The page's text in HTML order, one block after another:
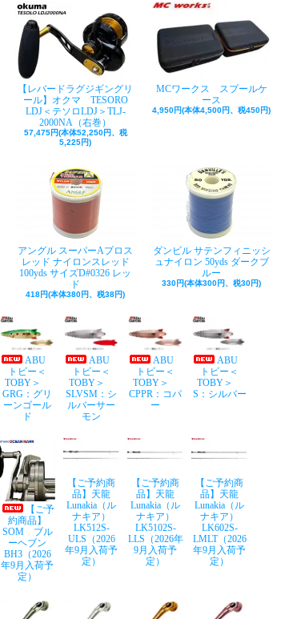
【レバードラグジギングリ
ール】オクマ TESORO
LDJ＜テソロLDJ＞TLJ-
2000NA（右巻）
57,475円(本体52,250円、税
5,225円)
MCワークス スプールケ
ース
4,950円(本体4,500円、税450円)
アングル スーパーAプロス
レッド ナイロンスレッド
100yds サイズD#0326 レッ
ド
418円(本体380円、税38円)
ダンビル サテンフィニッシ
ュナイロン 50yds ダークブ
ルー
330円(本体300円、税30円)
ABU
トビー＜
TOBY＞
GRG：グリ
ーンゴール
ド
ABU
トビー＜
TOBY＞
SLVSM：シ
ルバーサー
モン
ABU
トビー＜
TOBY＞
CPPR：コパ
ー
ABU
トビー＜
TOBY＞
S：シルバー
【ご予
約商品】
SOM ブル
ーヘブン
BH3（2026
年9月入荷予
定）
【ご予約商
品】天龍
Lunakia（ル
ナキア）
LK512S-
ULS（2026
年9月入荷予
定）
【ご予約商
品】天龍
Lunakia（ル
ナキア）
LK5102S-
LLS（2026年
9月入荷予
定）
【ご予約商
品】天龍
Lunakia（ル
ナキア）
LK602S-
LMLT（2026
年9月入荷予
定）